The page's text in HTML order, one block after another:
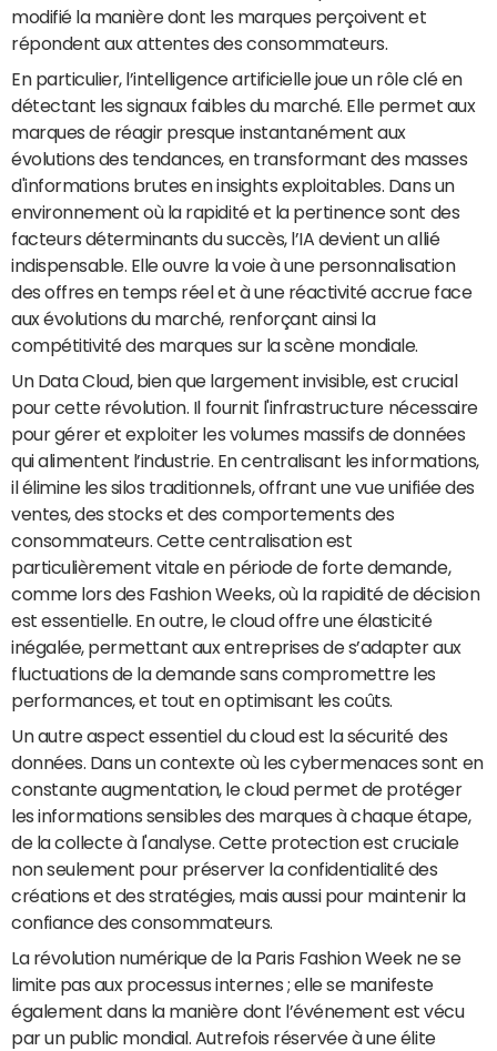
modifié la manière dont les marques perçoivent et
répondent aux attentes des consommateurs.
En particulier, l’intelligence artificielle joue un rôle clé en
détectant les signaux faibles du marché. Elle permet aux
marques de réagir presque instantanément aux
évolutions des tendances, en transformant des masses
d'informations brutes en insights exploitables. Dans un
environnement où la rapidité et la pertinence sont des
facteurs déterminants du succès, l’IA devient un allié
indispensable. Elle ouvre la voie à une personnalisation
des offres en temps réel et à une réactivité accrue face
aux évolutions du marché, renforçant ainsi la
compétitivité des marques sur la scène mondiale.
Un Data Cloud, bien que largement invisible, est crucial
pour cette révolution. Il fournit l'infrastructure nécessaire
pour gérer et exploiter les volumes massifs de données
qui alimentent l’industrie. En centralisant les informations,
il élimine les silos traditionnels, offrant une vue unifiée des
ventes, des stocks et des comportements des
consommateurs. Cette centralisation est
particulièrement vitale en période de forte demande,
comme lors des Fashion Weeks, où la rapidité de décision
est essentielle. En outre, le cloud offre une élasticité
inégalée, permettant aux entreprises de s’adapter aux
fluctuations de la demande sans compromettre les
performances, et tout en optimisant les coûts.
Un autre aspect essentiel du cloud est la sécurité des
données. Dans un contexte où les cybermenaces sont en
constante augmentation, le cloud permet de protéger
les informations sensibles des marques à chaque étape,
de la collecte à l'analyse. Cette protection est cruciale
non seulement pour préserver la confidentialité des
créations et des stratégies, mais aussi pour maintenir la
confiance des consommateurs.
La révolution numérique de la Paris Fashion Week ne se
limite pas aux processus internes ; elle se manifeste
également dans la manière dont l’événement est vécu
par un public mondial. Autrefois réservée à une élite